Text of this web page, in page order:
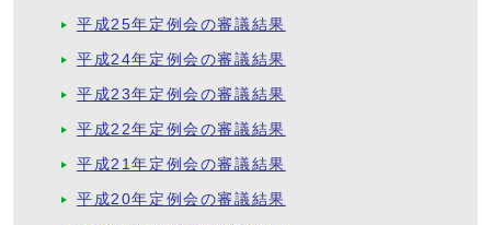
平成25年定例会の審議結果
平成24年定例会の審議結果
平成23年定例会の審議結果
平成22年定例会の審議結果
平成21年定例会の審議結果
平成20年定例会の審議結果